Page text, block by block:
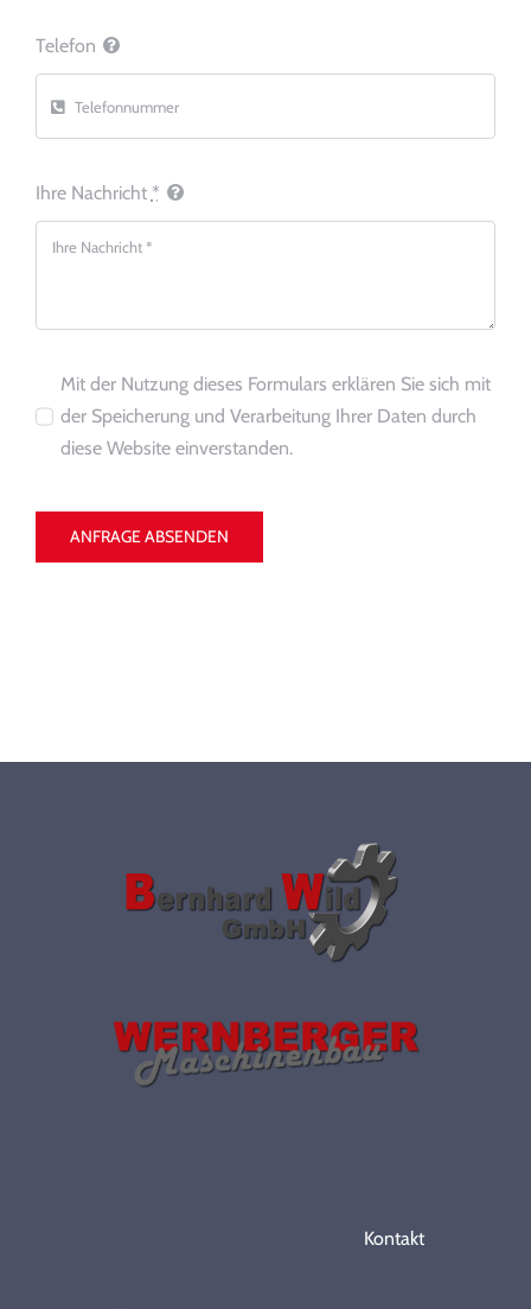
Telefon
Ihre Nachricht *
Mit der Nutzung dieses Formulars erklären Sie sich mit
der Speicherung und Verarbeitung Ihrer Daten durch
diese Website einverstanden.
ANFRAGE ABSENDEN
Kontakt